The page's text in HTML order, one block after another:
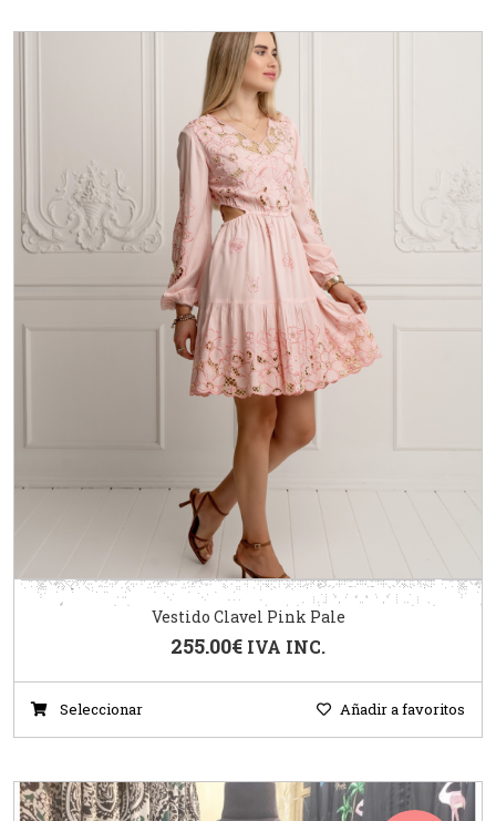
Vestido Clavel Pink Pale
255.00€ IVA INC.
Seleccionar Añadir a favoritos